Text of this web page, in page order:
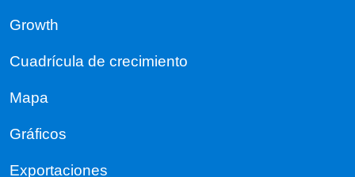
Growth
Cuadrícula de crecimiento
Mapa
Gráficos
Exportaciones